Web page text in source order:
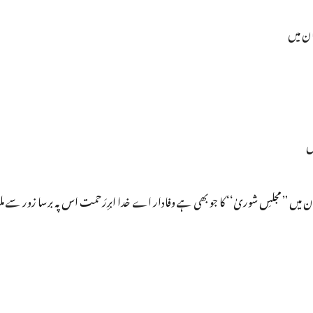
میں
مجلسِ شوریٰ‘‘ کا جو بھی ہے وفادار اے خدا ابرِرَحمت اس پہ برسا زور سے